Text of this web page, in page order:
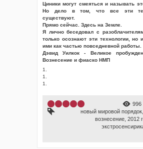
Циники могут смеяться и называть
Но дело в том, что все эти
существуют.
Прямо сейчас. Здесь на Земле.
Я лично беседовал с
только осознают эти технологии, но
ими как частью повседневной работы.
Дэвид Уилкок - Великое
Вознесение и фиаско НМП
1.
1.
1.
996
новый мировой порядок
вознесение 2012